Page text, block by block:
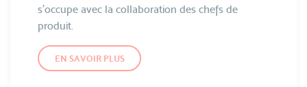
s’occupe avec la collaboration des chefs de
produit.
EN SAVOIR PLUS